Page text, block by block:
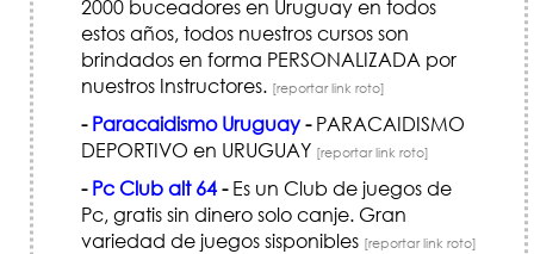
2000 buceadores en Uruguay en todos
estos años, todos nuestros cursos son
brindados en forma PERSONALIZADA por
nuestros Instructores. [reportar link roto]
- Paracaidismo Uruguay-PARACAIDISMO
DEPORTIVO en URUGUAY [reportar link roto]
- Pc Club alt 64-Es un Club de juegos de
Pc, gratis sin dinero solo canje. Gran
variedad de juegos sisponibles [reportar link roto]